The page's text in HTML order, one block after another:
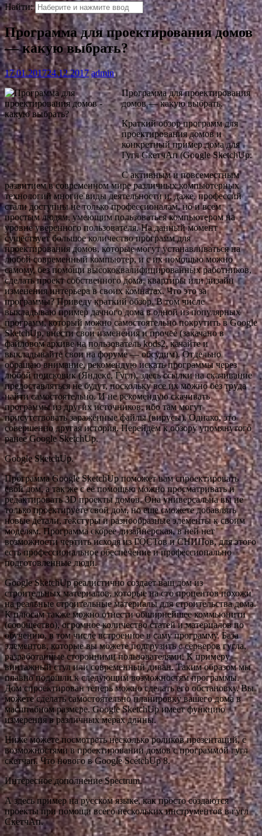
Найти:
Программа для проектирования домов
— какую выбрать?
17.01.201724.12.2017 admin
Программа для проектирования
домов — какую выбрать.
Краткий обзор программ для
проектирования домов и
конкретный пример дома для
Гугл СкетчАп (Google SketchUp.
С активным и повсеместным
развитием в современном мире различных компьютерных
технологий многие виды деятельности и, даже, профессий
стали доступны не только профессионалам, но и всем
простым людям, умеющим пользоваться компьютером на
уровне уверенного пользователя. На данный момент
существует большое количество программ для
проектирования домов, которые могут устанавливатьсяна
любой современный компьютер, и с их помощью можно
самому, без помощи высококвалифицированных работников,
сделать проект собственного дома, квартиры или дизайн
изменения интерьера в своих комнатах. Что это за
программы? Приведу краткий обзор. В том числе
выкладываю пример дачного дома в одной из популярных
программ, который можно самостоятельно покрутить в Google
SketchUp, внести свои изменения и прочее (закачано в
файловом архиве на пользователь kods2, качайте и
выкладывайте свои на форуме — обсудим). Отдельно
обращаю внимание, рекомендую искать программы через
любой поисковик (Яндекс, Гугл), здесь ссылки на скачивание
предоставляться не будут, поскольку все их можно без труда
найти самостоятельно. И не рекомендую скачивать
программы из других источников, ибо там могут
присутствовать заражённые файлы (вирусы). Однако, это
совершенно другая история. Перейдём к обзору упомянутого
ранее Google SketchUp.
Google SketchUp.
Программа Google SketchUp поможет вам спроектировать
свой дом, а так же с её помощью можно просматривать и
редактировать 3D проекты домов. Она универсальна вы не
только проектируете свой дом, но еще сможете добавлять
новые детали, текстуры и разнообразные элементы к своим
моделям. Программа скорее дизайнерская, в ней нет
возможности чертить исходя из ГОСТов и СНИПов, для этого
есть профессиональное обеспечение и профессионально
подготовленные люди.
Google SketchUp реалистично создает ваш дом из
строительных материалов, которые на сто процентов похожи
на реальные строительные материалы для строительства дома.
К плюсам также можно отнести обширнейшее коммьюнити
(сообщество), огромное количество статей и материалов по
обучению, в том числе встроенное в саму программу. База
элементов, которые вы можете подгрузить с серверов гугла,
разработанные сторонними пользователями. К примеру
винтажный стул или современный диван. Таким образом мы
плавно подошли к следующим возможностям программы.
Дом спроектирован теперь можно сделать его обстановку. Вы
можете сделать самостоятельно планировку вашего дома в
масштабном размере. Google SketchUp имеет функцию
измерения в различных мерах длины.
Ниже можете посмотреть несколько роликов презентаций, с
возможностями в проектировании домов с программой гугл
скетчап. Что нового в Google ScetchUp 8.
Интересное дополнение Spectrum.
А здесь пример на русском языке, как просто создаются
проекты при помощи всего нескольких инструментов в гугл
СкетчАп.